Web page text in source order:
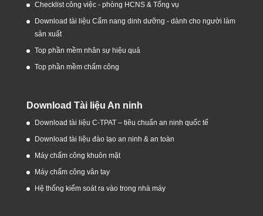
Checklist công việc - phòng HCNS & Tổng vụ
Download tài liệu Cẩm nang dinh dưỡng - dành cho người làm
sản xuất
Top phần mềm nhân sự hiệu quả
Top phần mềm chấm công
Download Tài liệu An ninh
Download tài liệu C-TPAT – tiêu chuẩn an ninh quốc tế
Download tài liệu đào tạo an ninh & an toàn
Máy chấm công khuôn mặt
Máy chấm công vân tay
Hệ thống kiểm soát ra vào trong nhà máy